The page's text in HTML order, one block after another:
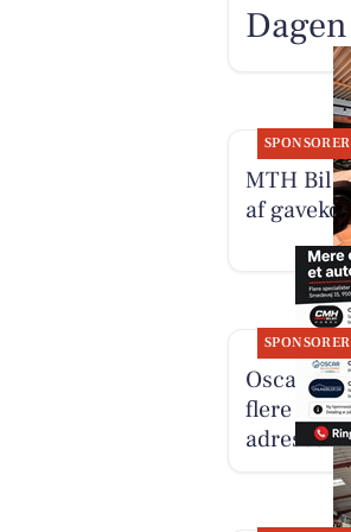
MTH
af
Oscar
flere
adresse